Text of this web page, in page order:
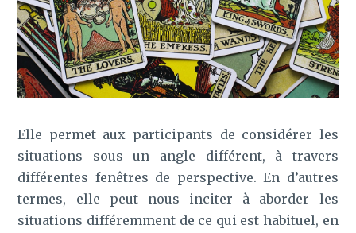
Elle permet aux participants de considérer les
situations sous un angle différent, à travers
différentes fenêtres de perspective. En d’autres
termes, elle peut nous inciter à aborder les
situations différemment de ce qui est habituel, en